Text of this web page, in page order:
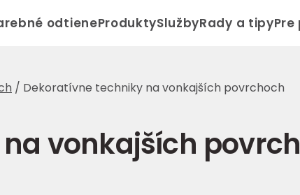
odtieneProduktySlužbyRady a tipy
/ Dekoratívne techniky na vonkajších povrchoch
vonkajších